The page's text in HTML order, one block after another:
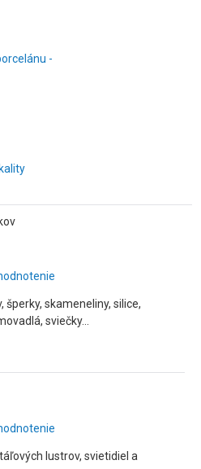
-
šperky, skameneliny, silice,
sviečky...
lustrov, svietidiel a